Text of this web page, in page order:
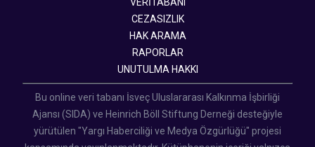
CEZASIZLIK
HAK ARAMA
RAPORLAR
UNUTULMA HAKKI
Bu online veri tabanı İsveç Uluslararası Kalkınma İşbirliği
Ajansı (SIDA) ve Heinrich Böll Stiftung Derneği desteğiyle
yürütülen "Yargı Haberciliği ve Medya Özgürlüğü" projesi